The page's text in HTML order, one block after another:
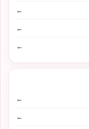
←
←
←
←
←